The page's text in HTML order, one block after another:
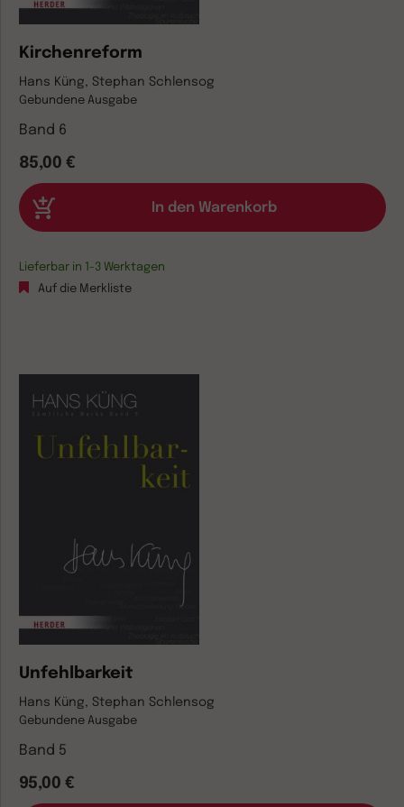
Kirchenreform
Hans Küng, Stephan Schlensog
Gebundene Ausgabe
Band 6
85,00 €
Lieferbar in 1-3 Werktagen
Auf die Merkliste
Unfehlbarkeit
Hans Küng, Stephan Schlensog
Gebundene Ausgabe
Band 5
95,00 €